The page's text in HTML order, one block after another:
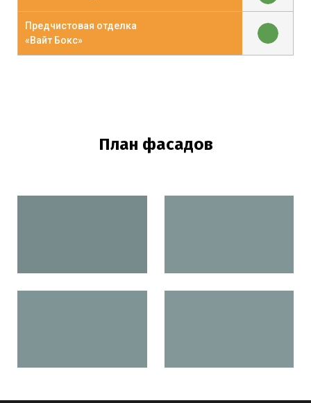
Предчистовая отделка
«Вайт Бокс»
План фасадов